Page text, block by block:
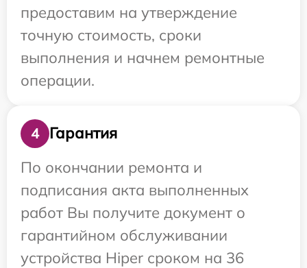
предоставим на утверждение
точную стоимость, сроки
выполнения и начнем ремонтные
операции.
4
Гарантия
По окончании ремонта и
подписания акта выполненных
работ Вы получите документ о
гарантийном обслуживании
устройства Hiper сроком на 36